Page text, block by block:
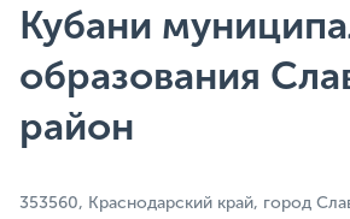
Кубани
образования
район
353560, Краснодарский край, город